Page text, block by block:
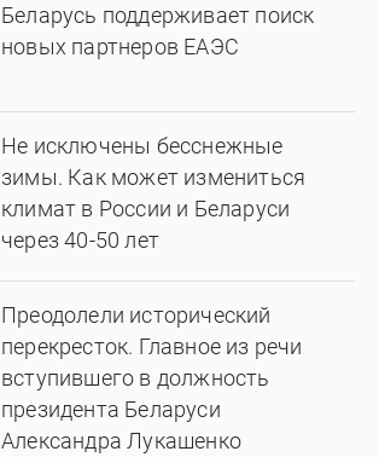
Беларусь поддерживает поиск
новых партнеров ЕАЭС
Не исключены бесснежные
зимы. Как может измениться
климат в России и Беларуси
через 40-50 лет
Преодолели исторический
перекресток. Главное из речи
вступившего в должность
президента Беларуси
Александра Лукашенко